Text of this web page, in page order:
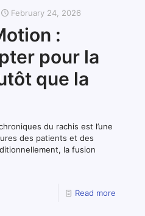
February 24, 2026
:
pour la
que la
du rachis est l’une
des patients et des
la fusion
Read more